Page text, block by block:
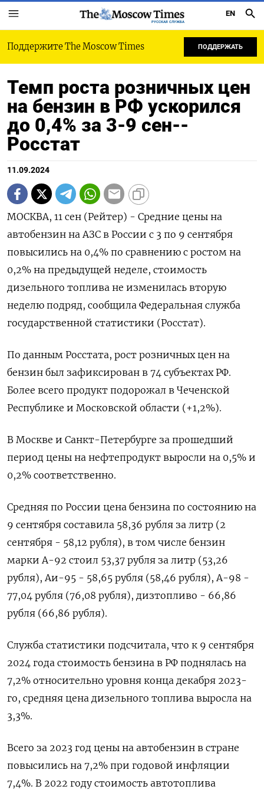
РУССКАЯ СЛУЖБА
EN
Поддержите The Moscow Times ПОДДЕРЖАТЬ
Темп роста розничных цен
на бензин в РФ ускорился
до 0,4% за 3-9 сен--
Росстат
11.09.2024
МОСКВА, 11 сен (Рейтер) - Средние цены на
автобензин на АЗС в России с 3 по 9 сентября
повысились на 0,4% по сравнению с ростом на
0,2% на предыдущей неделе, стоимость
дизельного топлива не изменилась вторую
неделю подряд, сообщила Федеральная служба
государственной статистики (Росстат).
По данным Росстата, рост розничных цен на
бензин был зафиксирован в 74 субъектах РФ.
Более всего продукт подорожал в Чеченской
Республике и Московской области (+1,2%).
В Москве и Санкт-Петербурге за прошедший
период цены на нефтепродукт выросли на 0,5% и
0,2% соответственно.
Средняя по России цена бензина по состоянию на
9 сентября составила 58,36 рубля за литр (2
сентября - 58,12 рубля), в том числе бензин
марки А-92 стоил 53,37 рубля за литр (53,26
рубля), Аи-95 - 58,65 рубля (58,46 рубля), А-98 -
77,04 рубля (76,08 рубля), дизтопливо - 66,86
рубля (66,86 рубля).
Служба статистики подсчитала, что к 9 сентября
2024 года стоимость бензина в РФ поднялась на
7,2% относительно уровня конца декабря 2023-
го, средняя цена дизельного топлива выросла на
3,3%.
Всего за 2023 год цены на автобензин в стране
повысились на 7,2% при годовой инфляции
7,4%. В 2022 году стоимость автотоплива